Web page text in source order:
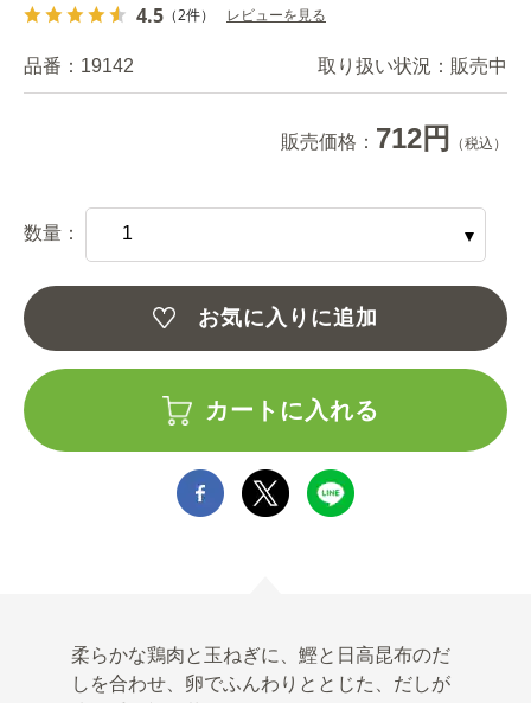
4.5 （2件） レビューを見る
品番： 19142 取り扱い状況： 販売中
販売価格： 712円 （税込）
数量：
お気に入りに追加
カートに入れる
柔らかな鶏肉と玉ねぎに、鰹と日高昆布のだ
しを合わせ、卵でふんわりととじた、だしが